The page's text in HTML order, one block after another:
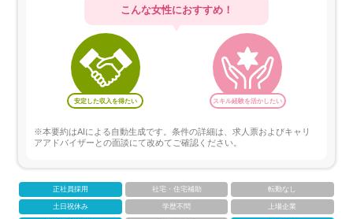
こんな女性におすすめ！
安定した収入を得たい スキル経験を活かしたい
※本要約はAIによる自動生成です。条件の詳細は、求人票およびキャリ
アアドバイザーとの面談にて改めてご確認ください。
正社員採用 社宅・住宅補助 転勤なし
土日祝休み 学歴不問 上場企業